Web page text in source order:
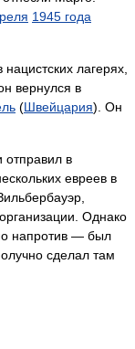
1945 года
лагерях,
вернулся в
(Швейцария). Он
отправил в
евреев в
Однако
напротив — был
сделал там